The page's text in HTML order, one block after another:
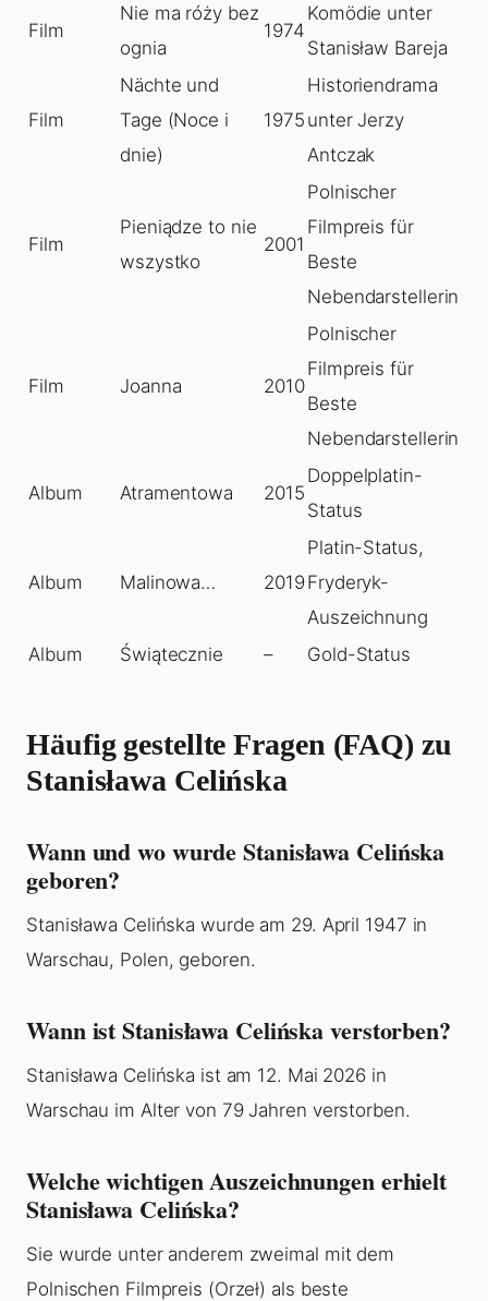
Film
Nie ma róży bez
ognia
1974
Komödie unter
Stanisław Bareja
Film
Nächte und
Tage (Noce i
dnie)
1975
Historiendrama
unter Jerzy
Antczak
Film
Pieniądze to nie
wszystko
2001
Polnischer
Filmpreis für
Beste
Nebendarstellerin
Film Joanna 2010
Polnischer
Filmpreis für
Beste
Nebendarstellerin
Album Atramentowa 2015
Doppelplatin-
Status
Album Malinowa… 2019
Platin-Status,
Fryderyk-
Auszeichnung
Album
Świątecznie – Gold-Status
Häufig gestellte Fragen (FAQ) zu
Stanisława Celińska
Wann und wo wurde Stanisława Celińska
geboren?
Stanisława Celińska wurde am 29. April 1947 in
Warschau, Polen, geboren.
Wann ist Stanisława Celińska verstorben?
Stanisława Celińska ist am 12. Mai 2026 in
Warschau im Alter von 79 Jahren verstorben.
Welche wichtigen Auszeichnungen erhielt
Stanisława Celińska?
Sie wurde unter anderem zweimal mit dem
Polnischen Filmpreis (Orzeł) als beste